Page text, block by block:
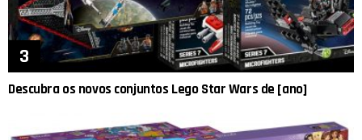
Descubra os novos conjuntos Lego Star Wars de [ano]